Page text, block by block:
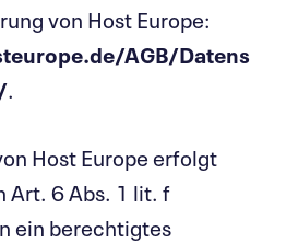
von Host Europe:
AGB/Datens
.
Host Europe erfolgt
Art. 6 Abs. 1 lit. f
ein berechtigtes